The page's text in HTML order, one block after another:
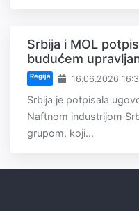
Srbija i MOL
budućem
Regija 16.06.2026
Srbija je potpisala
Naftnom industrijom
grupom, koji...